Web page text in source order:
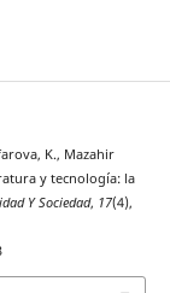
K., Mazahir
y tecnología: la
Y Sociedad, 17(4),